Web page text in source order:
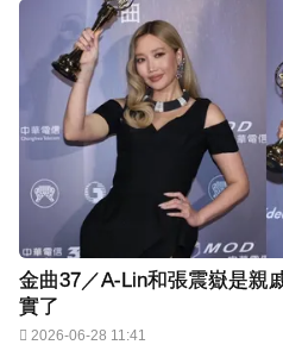
金曲37／A-Lin和張震嶽是親
實了
2026-06-28 11:41